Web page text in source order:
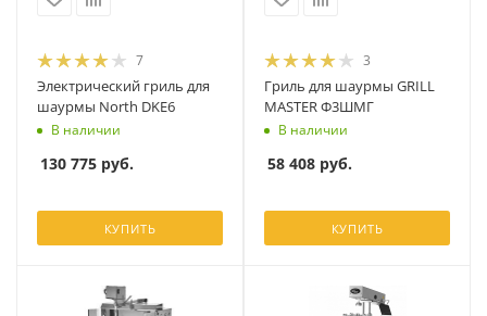
7
Электрический гриль для
шаурмы North DKE6
В наличии
130 775 руб.
КУПИТЬ
3
Гриль для шаурмы GRILL
MASTER Ф3ШМГ
В наличии
58 408 руб.
КУПИТЬ